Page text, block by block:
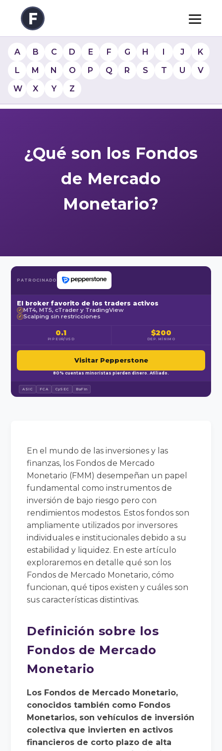
A B C D E F G H I J
K
L
M N O P Q R S T U
V
W
X Y Z
¿Qué son los Fondos
de Mercado
Monetario?
PATROCINADO
El broker favorito de los traders activos
✓ MT4, MT5, cTrader y TradingView
✓ Scalping sin restricciones
0.1
PIP EUR/USD
$200
DEP. MÍNIMO
Visitar Pepperstone
80% cuentas minoristas pierden dinero. Afiliado.
ASIC FCA CySEC BaFin
En el mundo de las inversiones y las
finanzas, los Fondos de Mercado
Monetario (FMM) desempeñan un papel
fundamental como instrumentos de
inversión de bajo riesgo pero con
rendimientos modestos. Estos fondos son
ampliamente utilizados por inversores
individuales e institucionales debido a su
estabilidad y liquidez. En este artículo
exploraremos en detalle qué son los
Fondos de Mercado Monetario, cómo
funcionan, qué tipos existen y cuáles son
sus características distintivas.
Definición sobre los
Fondos de Mercado
Monetario
Los Fondos de Mercado Monetario,
conocidos también como Fondos
Monetarios, son vehículos de inversión
colectiva que invierten en activos
financieros de corto plazo de alta